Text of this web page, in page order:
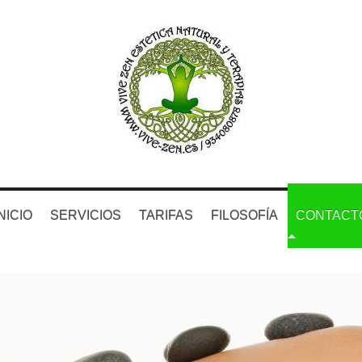
SERVICIOS TARIFAS FILOSOFÍA